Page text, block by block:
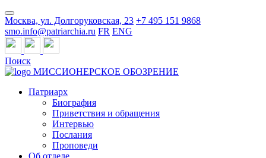
Москва, ул. Долгоруковская, 23 +7 495 151 9868
smo.info@patriarchia.ru FR ENG
Поиск
МИССИОНЕРСКОЕ ОБОЗРЕНИЕ
Патриарх
Биография
Приветствия и обращения
Интервью
Послания
Проповеди
Об отделе